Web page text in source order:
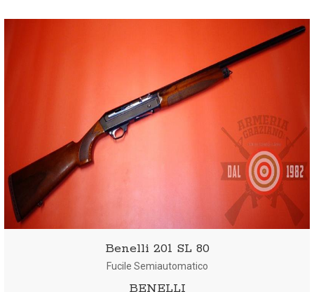
Benelli 201 SL 80
Fucile Semiautomatico
BENELLI